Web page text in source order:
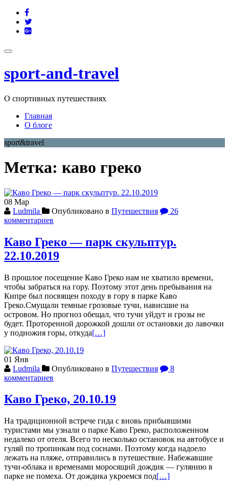
Перейти
содержимому
fa-
facebook
fa-
twitter
fa-
Показать/
навигацию
sport-and-travel
О спортивных путешествиях
Главная
О блоге
sport&travel
Метка: каво греко
08 Мар
Ludmila
Опубликовано в Путешествия
26
комментариев
Каво Греко — парк скульптур.
22.10.2019
В прошлое посещение Каво Греко нам не хватило времени,
чтобы забраться на гору. Поэтому этот день пребывания на
Кипре был посвящен походу в гору в парке Каво
Греко.Смущали темные грозовые тучи, нависшие на
островом. Но прогноз обещал, что тучи уйдут и грозы не
будет. Проторенной дорожкой дошли от остановки до лавочки
у подножия горы, откудаЧитать
—
22.10.2019
[…]
01 Янв
Ludmila
Опубликовано в Путешествия
8
комментариев
Каво Греко, 20.10.19
На традиционной встрече гида с вновь прибывшими
туристами мы узнали о парке Каво Греко, расположенном
недалеко от отеля. Всего то несколько остановок на автобусе и
гуляй по тропинкам под соснами. Поэтому когда надоело
лежать на пляже, отправились в путешествие. Набежавшие
тучи-облака и временами моросящий дождик — гулянию в
парке не помеха. От дождика укроемся подЧитать
[…]